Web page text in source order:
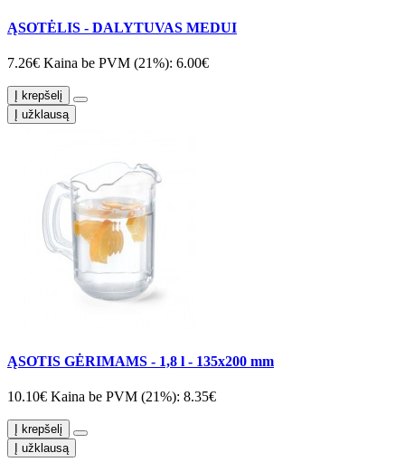
ĄSOTĖLIS - DALYTUVAS MEDUI
7.26€ Kaina be PVM (21%): 6.00€
Į krepšelį
Į užklausą
ĄSOTIS GĖRIMAMS - 1,8 l - 135x200 mm
10.10€ Kaina be PVM (21%): 8.35€
Į krepšelį
Į užklausą